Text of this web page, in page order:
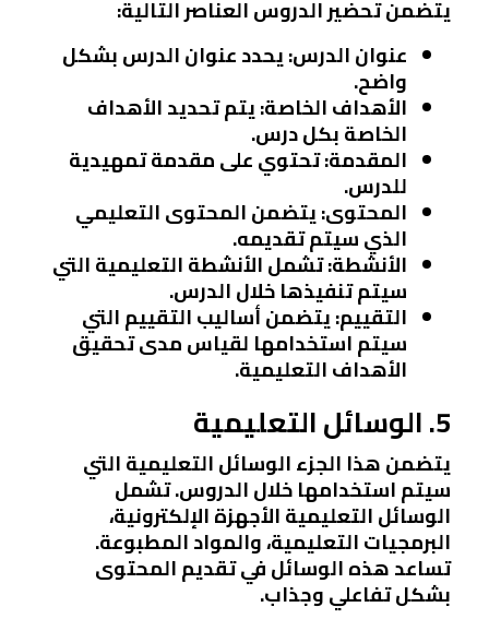
يتضمن تحضير الدروس العناصر التالية:
عنوان الدرس:يحدد عنوان الدرس بشكل
واضح.
الأهداف الخاصة:يتم تحديد الأهداف
الخاصة بكل درس.
المقدمة:تحتوي على مقدمة تمهيدية
للدرس.
المحتوى:يتضمن المحتوى التعليمي
الذي سيتم تقديمه.
الأنشطة:تشمل الأنشطة التعليمية التي
سيتم تنفيذها خلال الدرس.
التقييم:يتضمن أساليب التقييم التي
سيتم استخدامها لقياس مدى تحقيق
الأهداف التعليمية.
5. الوسائل التعليمية
يتضمن هذا الجزء الوسائل التعليمية التي
سيتم استخدامها خلال الدروس. تشمل
الوسائل التعليمية الأجهزة الإلكترونية،
البرمجيات التعليمية، والمواد المطبوعة.
تساعد هذه الوسائل في تقديم المحتوى
بشكل تفاعلي وجذاب.